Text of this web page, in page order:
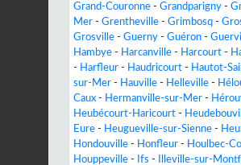
Grand-Couronne - Grandparigny -
Mer - Grentheville - Grimbosq -
Grosville - Guerny - Guéron -
Hambye - Harcanville - Harcourt -
- Harfleur - Haudricourt - Hautot-
sur-Mer - Hauville - Helleville -
Caux - Hermanville-sur-Mer -
Heubécourt-Haricourt -
Eure - Heugueville-sur-Sienne -
Hondouville - Honfleur - Houlbec-
Houppeville - Ifs - Illeville-sur-